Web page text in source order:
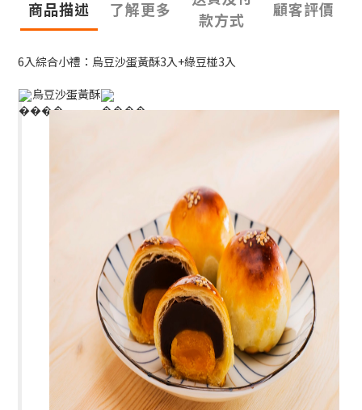
商品描述 了解更多
款方式
顧客評價
6入綜合小禮：烏豆沙蛋黃酥3入+綠豆椪3入
烏豆沙蛋黃酥